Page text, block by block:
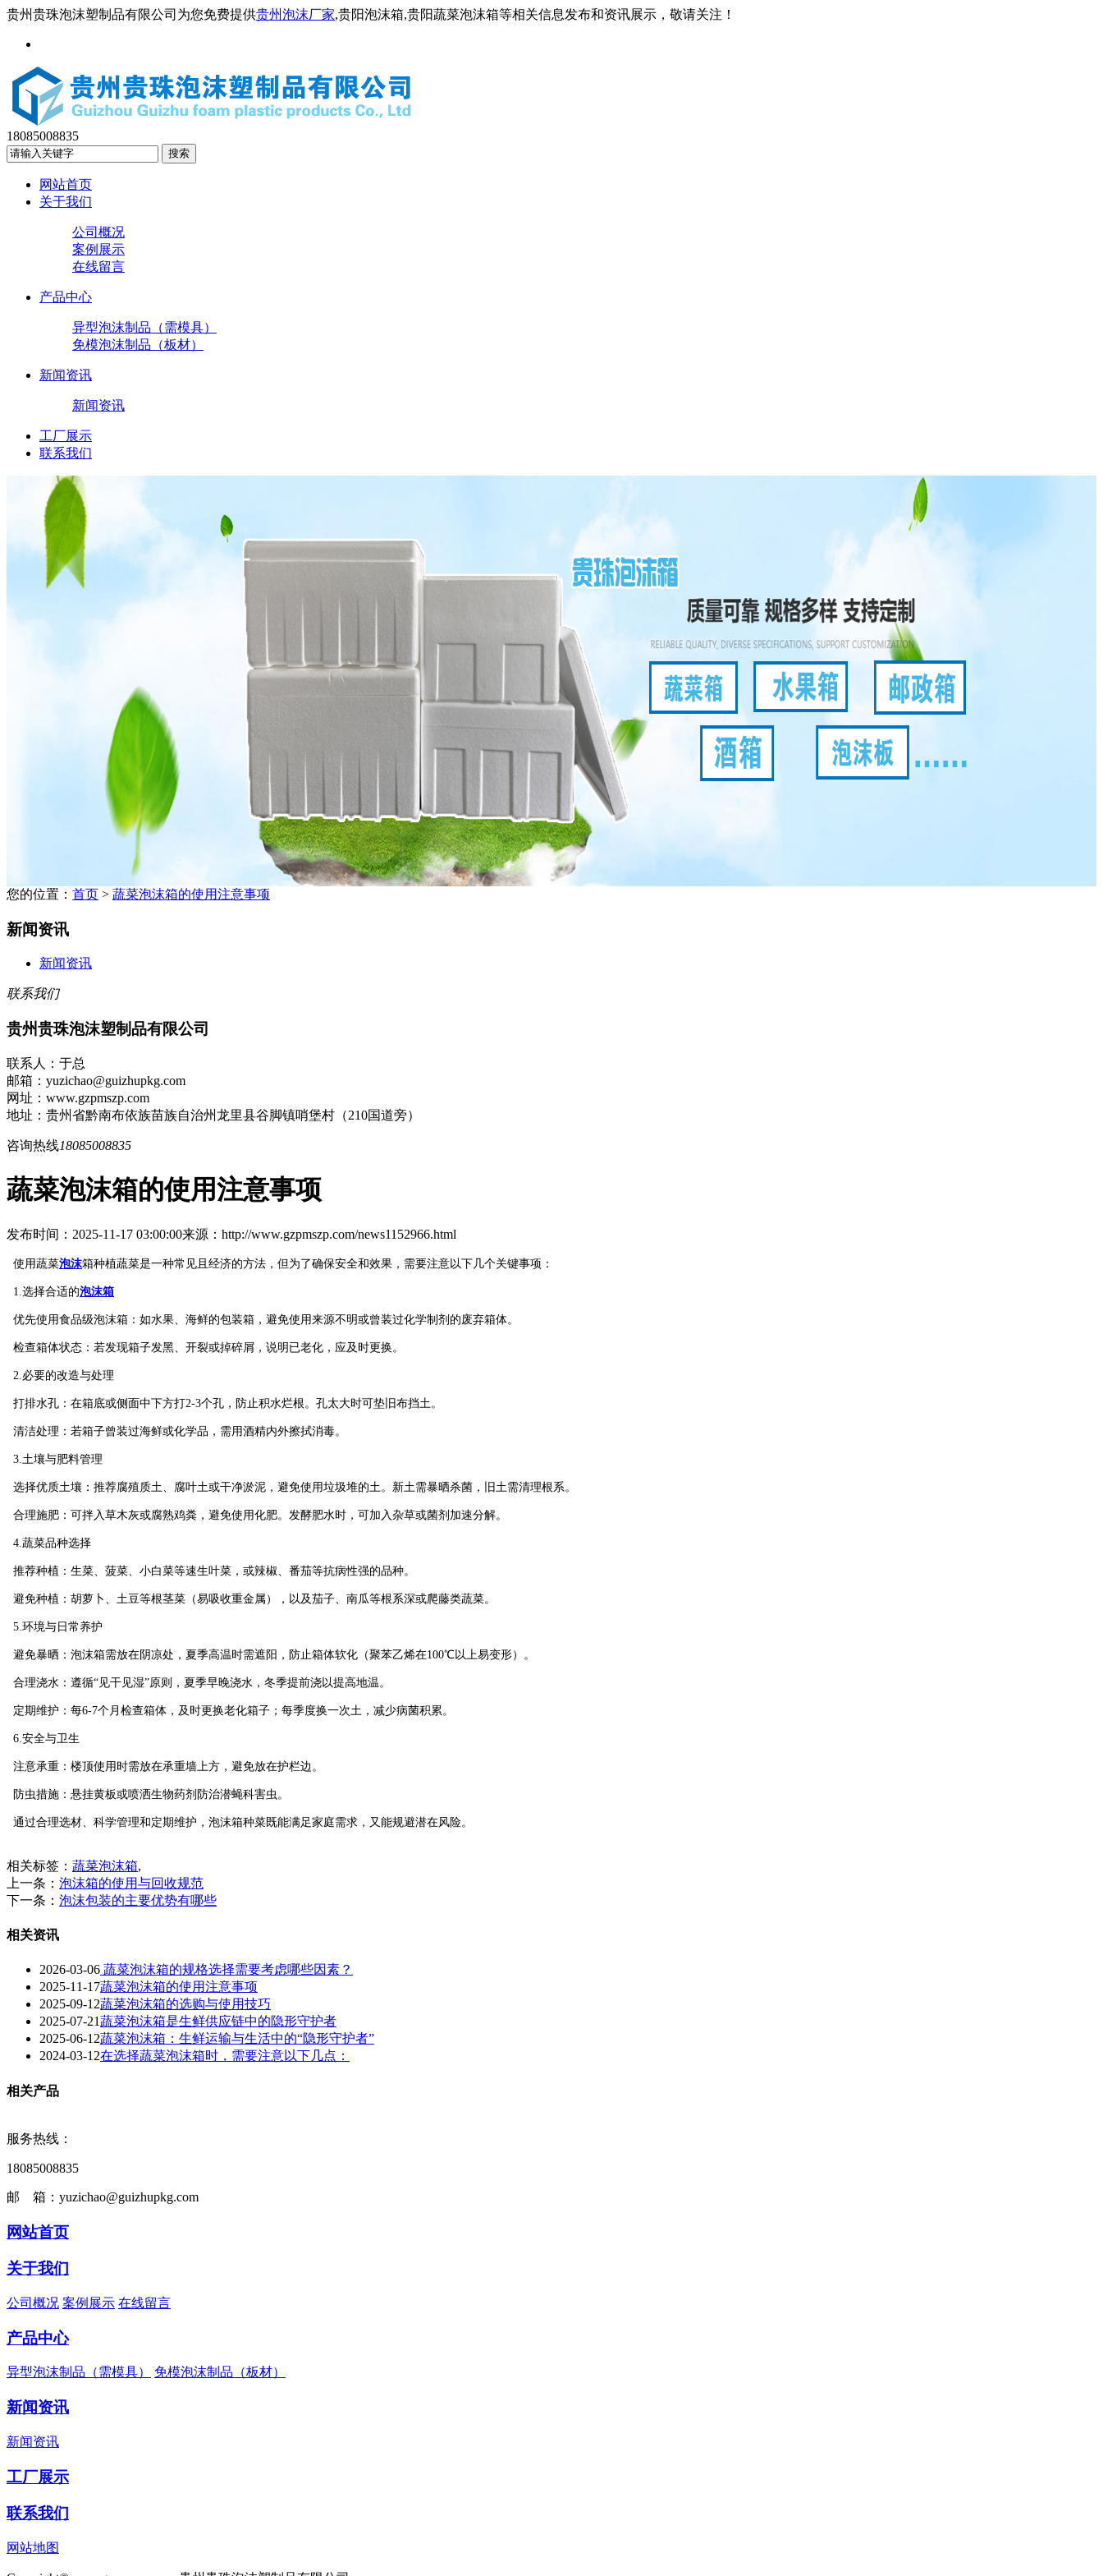
贵州贵珠泡沫塑制品有限公司为您免费提供贵州泡沫厂家,贵阳泡沫箱,贵阳蔬菜泡沫箱等相关信息发布和资讯展示，敬请关注！
18085008835
网站首页
关于我们
公司概况
案例展示
在线留言
产品中心
异型泡沫制品（需模具）
免模泡沫制品（板材）
新闻资讯
新闻资讯
工厂展示
联系我们
您的位置： 首页 > 蔬菜泡沫箱的使用注意事项
新闻资讯
新闻资讯
联系我们
贵州贵珠泡沫塑制品有限公司
联系人：于总
邮箱：yuzichao@guizhupkg.com
网址：www.gzpmszp.com
地址：贵州省黔南布依族苗族自治州龙里县谷脚镇哨堡村（210国道旁）
咨询热线18085008835
蔬菜泡沫箱的使用注意事项
发布时间：2025-11-17 03:00:00来源：http://www.gzpmszp.com/news1152966.html
使用蔬菜泡沫箱种植蔬菜是一种常见且经济的方法，但为了确保安全和效果，需要注意以下几个关键事项：
1.选择合适的泡沫箱
优先使用食品级泡沫箱：如水果、海鲜的包装箱，避免使用来源不明或曾装过化学制剂的废弃箱体。
检查箱体状态：若发现箱子发黑、开裂或掉碎屑，说明已老化，应及时更换。
2.必要的改造与处理
打排水孔：在箱底或侧面中下方打2-3个孔，防止积水烂根。孔太大时可垫旧布挡土。
清洁处理：若箱子曾装过海鲜或化学品，需用酒精内外擦拭消毒。
3.土壤与肥料管理
选择优质土壤：推荐腐殖质土、腐叶土或干净淤泥，避免使用垃圾堆的土。新土需暴晒杀菌，旧土需清理根系。
合理施肥：可拌入草木灰或腐熟鸡粪，避免使用化肥。发酵肥水时，可加入杂草或菌剂加速分解。
4.蔬菜品种选择
推荐种植：生菜、菠菜、小白菜等速生叶菜，或辣椒、番茄等抗病性强的品种。
避免种植：胡萝卜、土豆等根茎菜（易吸收重金属），以及茄子、南瓜等根系深或爬藤类蔬菜。
5.环境与日常养护
避免暴晒：泡沫箱需放在阴凉处，夏季高温时需遮阳，防止箱体软化（聚苯乙烯在100℃以上易变形）。
合理浇水：遵循“见干见湿”原则，夏季早晚浇水，冬季提前浇以提高地温。
定期维护：每6-7个月检查箱体，及时更换老化箱子；每季度换一次土，减少病菌积累。
6.安全与卫生
注意承重：楼顶使用时需放在承重墙上方，避免放在护栏边。
防虫措施：悬挂黄板或喷洒生物药剂防治潜蝇科害虫。
通过合理选材、科学管理和定期维护，泡沫箱种菜既能满足家庭需求，又能规避潜在风险。
相关标签： 蔬菜泡沫箱,
上一条： 泡沫箱的使用与回收规范
下一条： 泡沫包装的主要优势有哪些
相关资讯
2026-03-06 蔬菜泡沫箱的规格选择需要考虑哪些因素？
2025-11-17蔬菜泡沫箱的使用注意事项
2025-09-12蔬菜泡沫箱的选购与使用技巧
2025-07-21蔬菜泡沫箱是生鲜供应链中的隐形守护者
2025-06-12蔬菜泡沫箱：生鲜运输与生活中的“隐形守护者”
2024-03-12在选择蔬菜泡沫箱时，需要注意以下几点：
相关产品
服务热线：
18085008835
邮 箱：yuzichao@guizhupkg.com
网站首页
关于我们
公司概况 案例展示 在线留言
产品中心
异型泡沫制品（需模具） 免模泡沫制品（板材）
新闻资讯
新闻资讯
工厂展示
联系我们
网站地图